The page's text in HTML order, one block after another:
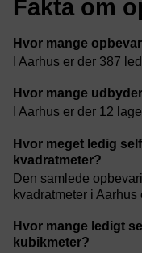
Fakta om
Hvor mange
I Aarhus er der 387
Hvor mange
I Aarhus er der 12
Hvor meget ledig
kvadratmeter?
Den samlede
kvadratmeter i Aarhus
Hvor mange ledigt
kubikmeter?